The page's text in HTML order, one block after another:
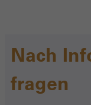
Nach
fragen